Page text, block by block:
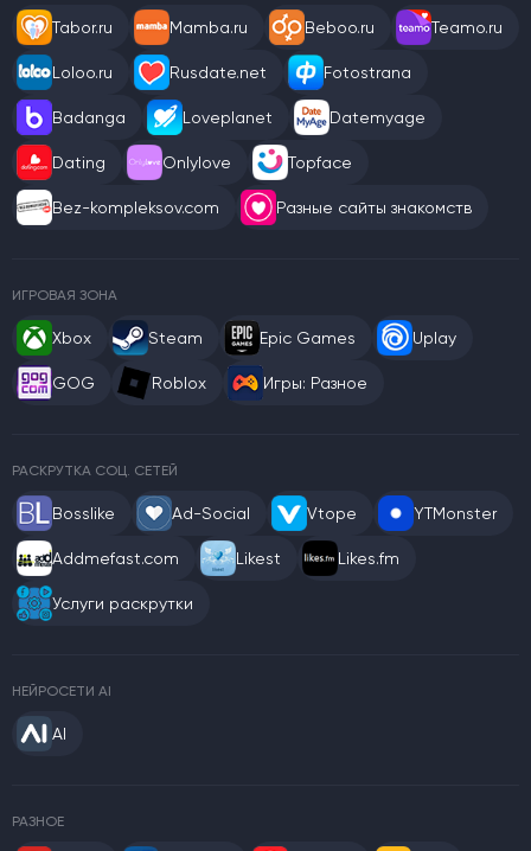
Tabor.ru Mamba.ru Beboo.ru Teamo.ru
Loloo.ru Rusdate.net Fotostrana
Badanga Loveplanet Datemyage
Dating Onlylove Topface
Bez-kompleksov.com Разные сайты знакомств
ИГРОВАЯ ЗОНА
Xbox Steam Epic Games Uplay
GOG Roblox Игры: Разное
РАСКРУТКА СОЦ. СЕТЕЙ
Bosslike Ad-Social Vtope YTMonster
Addmefast.com Likest Likes.fm
Услуги раскрутки
НЕЙРОСЕТИ AI
AI
РАЗНОЕ